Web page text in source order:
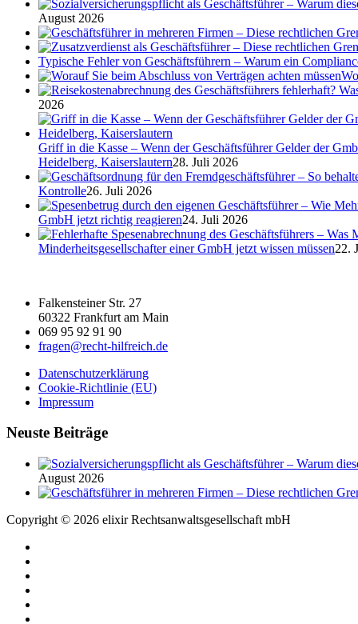
August 2026
Typische Fehler von Geschäftsführern – Warum ein
2026
Griff in die Kasse – Wenn der Geschäftsführer Gelder der
Heidelberg, Kaiserslautern28. Juli 2026
Kontrolle26. Juli 2026
GmbH jetzt richtig reagieren24. Juli 2026
Minderheitsgesellschafter einer GmbH jetzt wissen müssen22.
Falkensteiner Str. 27
60322 Frankfurt am Main
069 95 92 91 90
fragen@recht-hilfreich.de
Datenschutzerklärung
Cookie-Richtlinie (EU)
Impressum
Neuste Beiträge
August 2026
Copyright © 2026 elixir Rechtsanwaltsgesellschaft mbH